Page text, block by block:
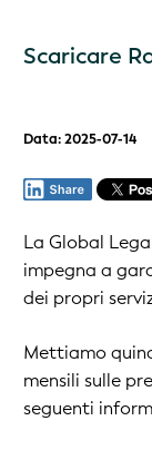
Scaricare
Data: 2025-07-14
La Global
impegna a
dei propri
Mettiamo
mensili sulle
seguenti